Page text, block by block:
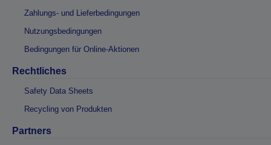
Zahlungs- und Lieferbedingungen
Nutzungsbedingungen
Bedingungen für Online-Aktionen
Rechtliches
Safety Data Sheets
Recycling von Produkten
Partners